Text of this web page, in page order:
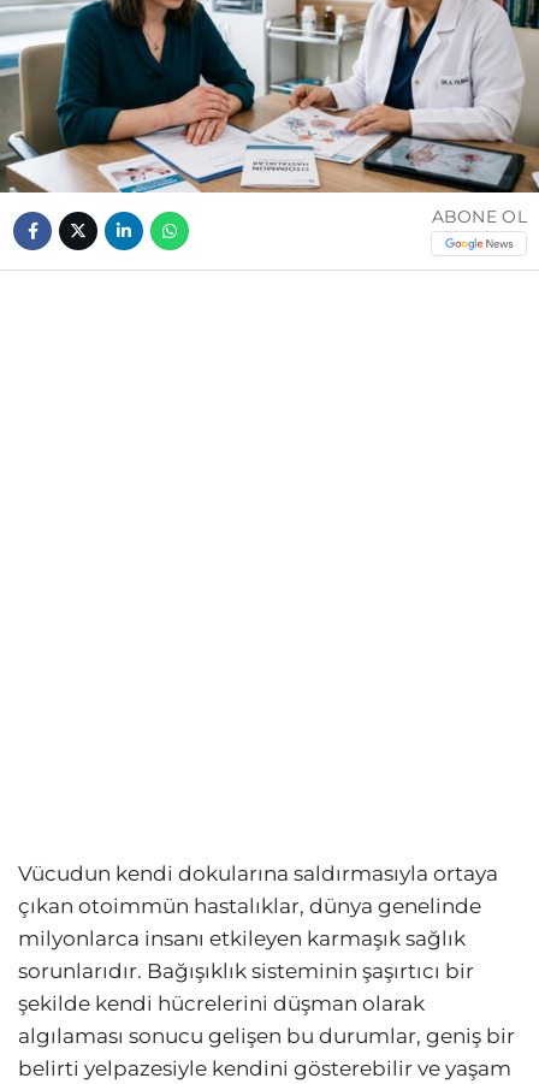
ABONE OL
Vücudun kendi dokularına saldırmasıyla ortaya
çıkan otoimmün hastalıklar, dünya genelinde
milyonlarca insanı etkileyen karmaşık sağlık
sorunlarıdır. Bağışıklık sisteminin şaşırtıcı bir
şekilde kendi hücrelerini düşman olarak
algılaması sonucu gelişen bu durumlar, geniş bir
belirti yelpazesiyle kendini gösterebilir ve yaşam